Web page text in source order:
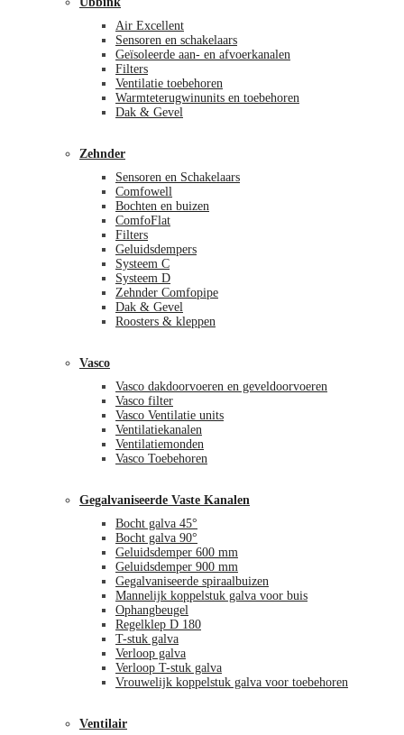
Air Excellent
Sensoren en schakelaars
Geïsoleerde aan- en afvoerkanalen
Filters
Ventilatie toebehoren
Warmteterugwinunits en toebehoren
Dak & Gevel
Zehnder
Sensoren en Schakelaars
Comfowell
Bochten en buizen
ComfoFlat
Filters
Geluidsdempers
Systeem C
Systeem D
Zehnder Comfopipe
Dak & Gevel
Roosters & kleppen
Vasco
Vasco dakdoorvoeren en geveldoorvoeren
Vasco filter
Vasco Ventilatie units
Ventilatiekanalen
Ventilatiemonden
Vasco Toebehoren
Gegalvaniseerde Vaste Kanalen
Bocht galva 45°
Bocht galva 90°
Geluidsdemper 600 mm
Geluidsdemper 900 mm
Gegalvaniseerde spiraalbuizen
Mannelijk koppelstuk galva voor buis
Ophangbeugel
Regelklep D 180
T-stuk galva
Verloop galva
Verloop T-stuk galva
Vrouwelijk koppelstuk galva voor toebehoren
Ventilair